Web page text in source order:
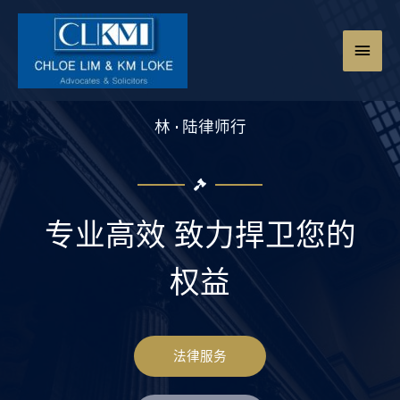
林 · 陆律师行
专业高效 致力捍卫您的
权益
法律服务